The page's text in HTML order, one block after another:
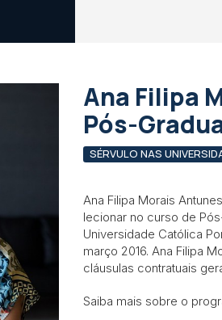
Ana Filipa
Pós-
SÉRVULO NAS
Ana Filipa Morais
lecionar no curso de
Universidade Católica
março 2016. Ana Filipa
cláusulas contratuais
Saiba mais sobre o